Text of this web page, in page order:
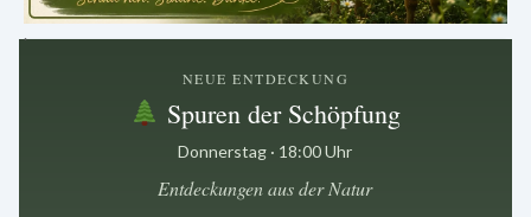
.
NEUE ENTDECKUNG
Spuren der Schöpfung
Donnerstag · 18:00 Uhr
Entdeckungen aus der Natur